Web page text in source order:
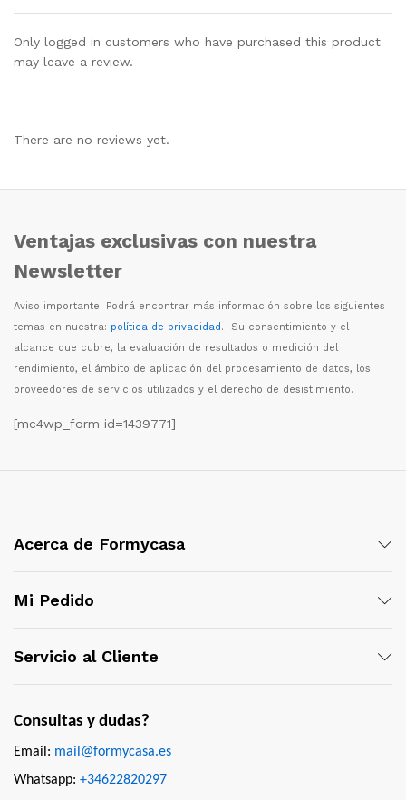
Only logged in customers who have purchased this product
may leave a review.
There are no reviews yet.
Ventajas exclusivas con nuestra
Newsletter
Aviso importante: Podrá encontrar más información sobre los siguientes
temas en nuestra: política de privacidad. Su consentimiento y el
alcance que cubre, la evaluación de resultados o medición del
rendimiento, el ámbito de aplicación del procesamiento de datos, los
proveedores de servicios utilizados y el derecho de desistimiento.
[mc4wp_form id=1439771]
Acerca de Formycasa
Mi Pedido
Servicio al Cliente
Consultas y dudas?
Email: mail@formycasa.es
Whatsapp: +34622820297